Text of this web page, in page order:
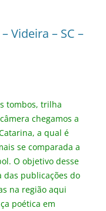
Videira – SC –
tombos, trilha
chegamos a
a qual é
se comparada a
O objetivo desse
das publicações do
na região aqui
poética em